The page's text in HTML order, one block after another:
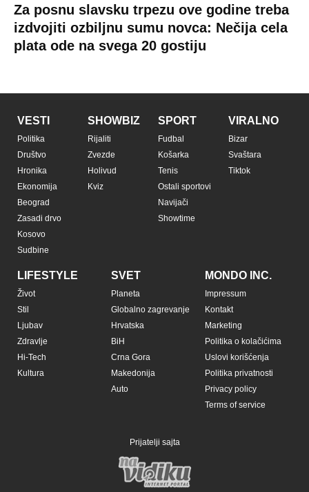
Za posnu slavsku trpezu ove godine treba
izdvojiti ozbiljnu sumu novca: Nečija cela
plata ode na svega 20 gostiju
VESTI
Politika
Društvo
Hronika
Ekonomija
Beograd
Zasadi drvo
Kosovo
Sudbine
SHOWBIZ
Rijaliti
Zvezde
Holivud
Kviz
SPORT
Fudbal
Košarka
Tenis
Ostali sportovi
Navijači
Showtime
VIRALNO
Bizar
Svaštara
Tiktok
LIFESTYLE
Život
Stil
Ljubav
Zdravlje
Hi-Tech
Kultura
SVET
Planeta
Globalno zagrevanje
Hrvatska
BiH
Crna Gora
Makedonija
Auto
MONDO INC.
Impressum
Kontakt
Marketing
Politika o kolačićima
Uslovi korišćenja
Politika privatnosti
Privacy policy
Terms of service
Prijatelji sajta